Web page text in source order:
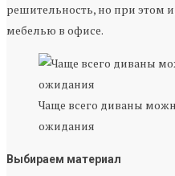
решительность, но при этом
мебелью в офисе.
Чаще всего диваны
ожидания
Выбираем материал